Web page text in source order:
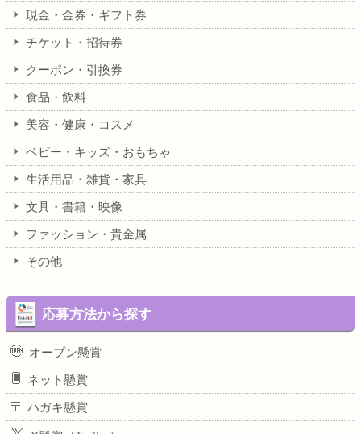
現金・金券・ギフト券
チケット・招待券
クーポン・引換券
食品・飲料
美容・健康・コスメ
ベビー・キッズ・おもちゃ
生活用品・雑貨・家具
文具・書籍・映像
ファッション・貴金属
その他
応募方法から探す
オープン懸賞
ネット懸賞
ハガキ懸賞